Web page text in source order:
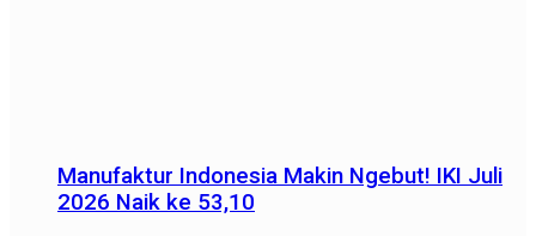
Manufaktur Indonesia Makin Ngebut! IKI Juli
2026 Naik ke 53,10